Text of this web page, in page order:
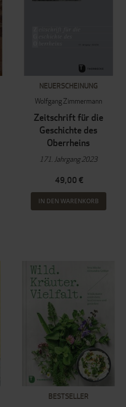
NEUERSCHEINUNG
Wolfgang Zimmermann
Zeitschrift für die
Geschichte des
Oberrheins
171. Jahrgang 2023
49,00 €
IN DEN WARENKORB
BESTSELLER